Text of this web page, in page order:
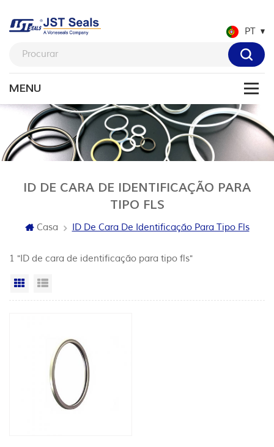
PT
ID DE CARA DE IDENTIFICAÇÃO PARA
TIPO FLS
Casa ID De Cara De Identificação Para Tipo Fls
1 "ID de cara de identificação para tipo fls"
Vista da grade